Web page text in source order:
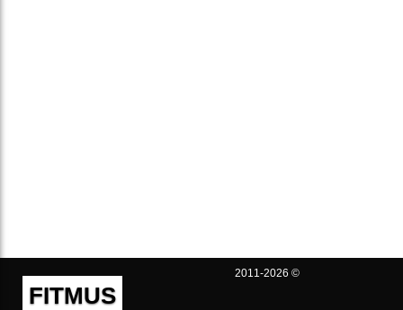
FITMUS
2011-2026 ©